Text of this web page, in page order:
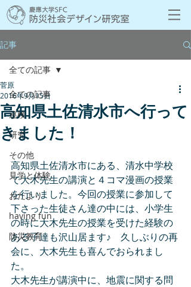
記事
全ての記事
巡検
研究
その他
見学と体験
おたより
having fun
防災教育
全ての記事
高知県土佐清水市へ行って
きました！
菅原
2016年9月15日
高知県土佐清水市にある、清水中学校
で大木先生の講演と４コマ漫画の授業
を行いました。今回の授業に参加して
下さった生徒さん達の中には、小学生
の時に大木先生の授業を受けた経験の
ある子達も沢山居ます♪　久しぶりの再
会に、大木先生も喜んでおられまし
た。
大木先生が講演中に、地震に関する問